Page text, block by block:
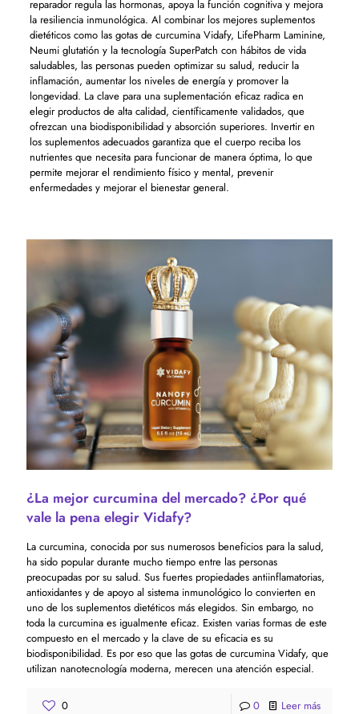
reparador regula las hormonas, apoya la función cognitiva y mejora
la resiliencia inmunológica. Al combinar los mejores suplementos
dietéticos como las gotas de curcumina Vidafy, LifePharm Laminine,
Neumi glutatión y la tecnología SuperPatch con hábitos de vida
saludables, las personas pueden optimizar su salud, reducir la
inflamación, aumentar los niveles de energía y promover la
longevidad. La clave para una suplementación eficaz radica en
elegir productos de alta calidad, científicamente validados, que
ofrezcan una biodisponibilidad y absorción superiores. Invertir en
los suplementos adecuados garantiza que el cuerpo reciba los
nutrientes que necesita para funcionar de manera óptima, lo que
permite mejorar el rendimiento físico y mental, prevenir
enfermedades y mejorar el bienestar general.
¿La mejor curcumina del mercado? ¿Por qué
vale la pena elegir Vidafy?
La curcumina, conocida por sus numerosos beneficios para la salud,
ha sido popular durante mucho tiempo entre las personas
preocupadas por su salud. Sus fuertes propiedades antiinflamatorias,
antioxidantes y de apoyo al sistema inmunológico lo convierten en
uno de los suplementos dietéticos más elegidos. Sin embargo, no
toda la curcumina es igualmente eficaz. Existen varias formas de este
compuesto en el mercado y la clave de su eficacia es su
biodisponibilidad. Es por eso que las gotas de curcumina Vidafy, que
utilizan nanotecnología moderna, merecen una atención especial.
0 0 Leer más